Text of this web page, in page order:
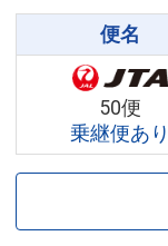
便名
50便
乗継便あり